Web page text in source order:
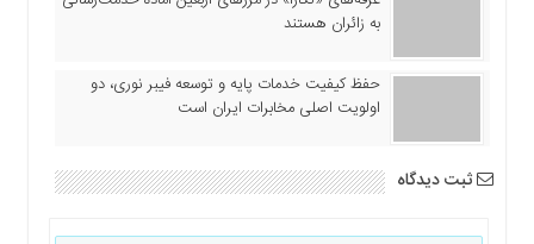
به زائران هستند
حفظ کیفیت خدمات پایه و توسعه فیبر نوری، دو
اولویت اصلی مخابرات ایران است
ثبت دیدگاه